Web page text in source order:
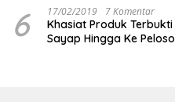
6 17/02/2019 7 Komentar
Khasiat Produk
Sayap Hingga Ke